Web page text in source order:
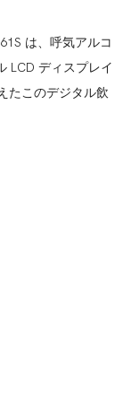
は、呼気アルコ
LCD ディスプレイ
たこのデジタル飲